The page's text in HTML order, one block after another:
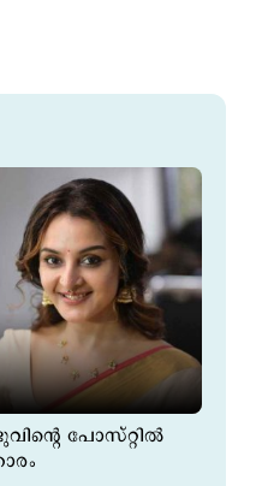
പോസ്റ്റിൽ